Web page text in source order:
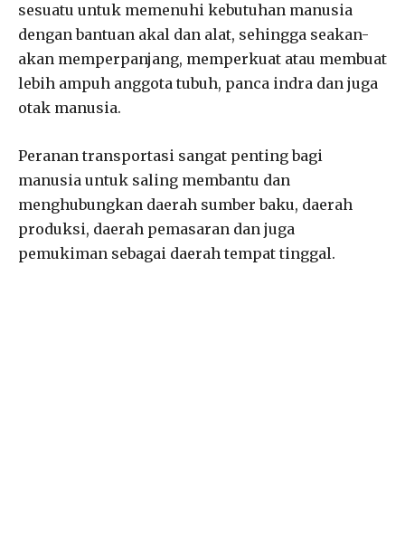
sesuatu untuk memenuhi kebutuhan manusia
dengan bantuan akal dan alat, sehingga seakan-
akan memperpanjang, memperkuat atau membuat
lebih ampuh anggota tubuh, panca indra dan juga
otak manusia.
Peranan transportasi sangat penting bagi
manusia untuk saling membantu dan
menghubungkan daerah sumber baku, daerah
produksi, daerah pemasaran dan juga
pemukiman sebagai daerah tempat tinggal.